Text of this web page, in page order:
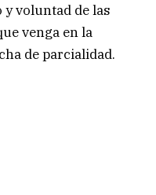
voluntad de las
venga en la
de parcialidad.